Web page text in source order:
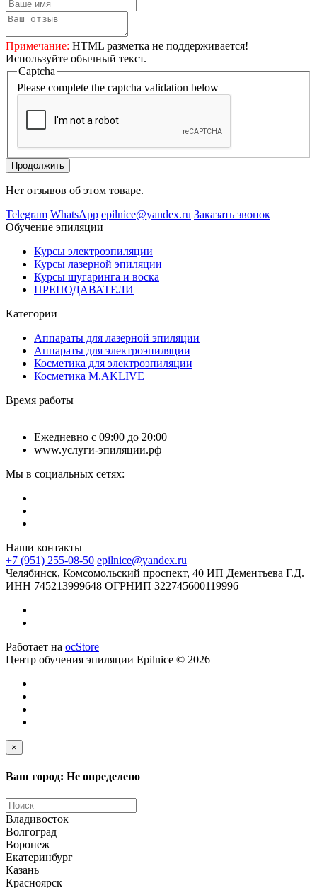
Примечание: HTML разметка не поддерживается!
Используйте обычный текст.
Captcha
Please complete the captcha validation below
Продолжить
Нет отзывов об этом товаре.
Telegram WhatsApp epilnice@yandex.ru Заказать звонок
Обучение эпиляции
Курсы электроэпиляции
Курсы лазерной эпиляции
Курсы шугаринга и воска
ПРЕПОДАВАТЕЛИ
Категории
Аппараты для лазерной эпиляции
Аппараты для электроэпиляции
Косметика для электроэпиляции
Косметика M.AKLIVE
Время работы
Ежедневно с 09:00 до 20:00
www.услуги-эпиляции.рф
Мы в социальных сетях:
Наши контакты
+7 (951) 255-08-50 epilnice@yandex.ru
Челябинск, Комсомольский проспект, 40 ИП Дементьева Г.Д.
ИНН 745213999648 ОГРНИП 322745600119996
Работает на ocStore
Центр обучения эпиляции Epilnice © 2026
×
Ваш город: Не определено
Владивосток
Волгоград
Воронеж
Екатеринбург
Казань
Красноярск